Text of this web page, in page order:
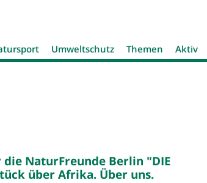
Umweltschutz Themen Aktiv
NaturFreunde Berlin "DIE
über Afrika. Über uns.